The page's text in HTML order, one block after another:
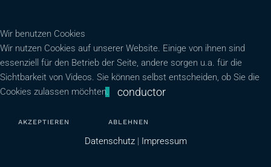
conductor
Wir benutzen Cookies
Wir nutzen Cookies auf unserer Website. Einige von ihnen sind
essenziell für den Betrieb der Seite, andere sorgen u.a. für die
Sichtbarkeit von Videos. Sie können selbst entscheiden, ob Sie die
Cookies zulassen möchten.
AKZEPTIEREN ABLEHNEN
Datenschutz| Impressum